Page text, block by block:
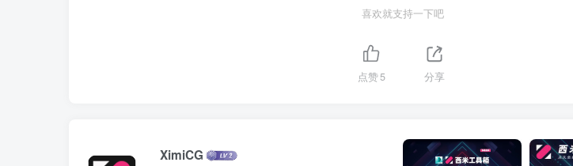
喜欢就支持一下吧
点赞5 分享
XimiCG